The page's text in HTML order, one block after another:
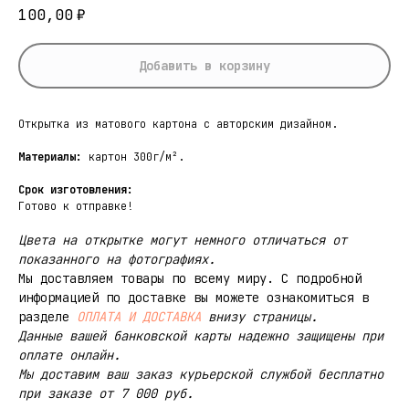
100,00₽
Добавить в корзину
Открытка из матового картона с авторским дизайном.
Материалы: картон 300г/м².
Срок изготовления:
Готово к отправке!
Цвета на открытке могут немного отличаться от
показанного на фотографиях.
Мы доставляем товары по всему миру. С подробной
информацией по доставке вы можете ознакомиться в
разделе
ОПЛАТА И ДОСТАВКА внизу страницы.
Данные вашей банковской карты надежно защищены при
оплате онлайн.
Мы доставим ваш заказ курьерской службой бесплатно
при заказе от 7 000 руб.